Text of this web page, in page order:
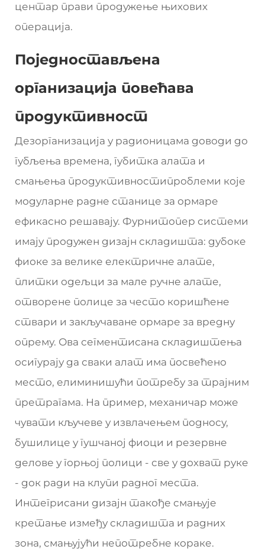
центар прави продужење њихових
операција.
Поједностављена
организација повећава
продуктивност
Дезорганизација у радионицама доводи до
губљења времена, губитка алата и
смањења продуктивностипроблеми које
модуларне радне станице за ормаре
ефикасно решавају. Фурнитопер системи
имају продужен дизајн складишта: дубоке
фиоке за велике електричне алате,
плитки одељци за мале ручне алате,
отворене полице за често коришћене
ствари и закључаване ормаре за вредну
опрему. Ова сегментисана складиштења
осигурају да сваки алат има посвећено
место, елиминишући потребу за трајним
претрагама. На пример, механичар може
чувати кључеве у извлачењем подносу,
бушилице у гушчаној фиоци и резервне
делове у горњој полици - све у дохват руке
- док ради на клупи радног места.
Интегрисани дизајн такође смањује
кретање између складишта и радних
зона, смањујући непотребне кораке.